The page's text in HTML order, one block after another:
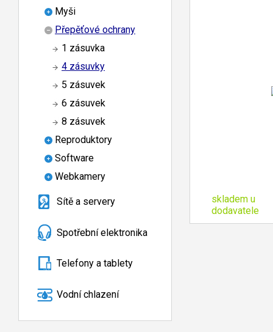
Myši
Přepěťové ochrany
1 zásuvka
4 zásuvky
5 zásuvek
6 zásuvek
8 zásuvek
Reproduktory
Software
Webkamery
Sítě a servery
Spotřební elektronika
Telefony a tablety
Vodní chlazení
skladem u
dodavatele